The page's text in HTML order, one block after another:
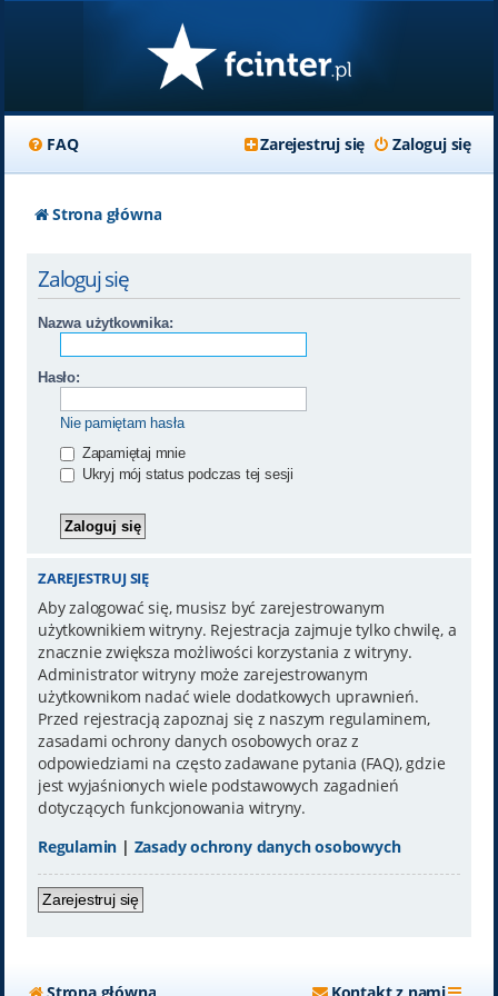
FAQ Zaloguj się
Zarejestruj się
Strona główna
Zaloguj się
Nazwa użytkownika:
Hasło:
Nie pamiętam hasła
Zapamiętaj mnie
Ukryj mój status podczas tej sesji
ZAREJESTRUJ SIĘ
Aby zalogować się, musisz być zarejestrowanym
użytkownikiem witryny. Rejestracja zajmuje tylko chwilę, a
znacznie zwiększa możliwości korzystania z witryny.
Administrator witryny może zarejestrowanym
użytkownikom nadać wiele dodatkowych uprawnień.
Przed rejestracją zapoznaj się z naszym regulaminem,
zasadami ochrony danych osobowych oraz z
odpowiedziami na często zadawane pytania (FAQ), gdzie
jest wyjaśnionych wiele podstawowych zagadnień
dotyczących funkcjonowania witryny.
Regulamin | Zasady ochrony danych osobowych
Zarejestruj się
Strona główna Kontakt z nami